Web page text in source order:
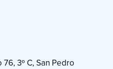
3º C, San Pedro